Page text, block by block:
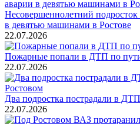
Несовершеннолетний подросток
в девятью машинами в Ростове
22.07.2026
Пожарные попали в ДТП по
22.07.2026
Два подростка пострадали в
22.07.2026